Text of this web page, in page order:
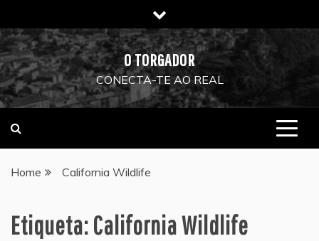
to
content
O TORGADOR
CONECTA-TE AO REAL
Home California Wildlife
Etiqueta:California Wildlife